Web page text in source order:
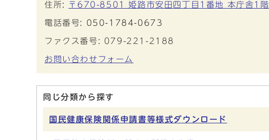
住所: 〒670-8501 姫路市安田四丁目1番地 本庁舎1階
電話番号: 050-1784-0673
ファクス番号: 079-221-2188
お問い合わせフォーム
同じ分類から探す
国民健康保険関係申請書等様式ダウンロード